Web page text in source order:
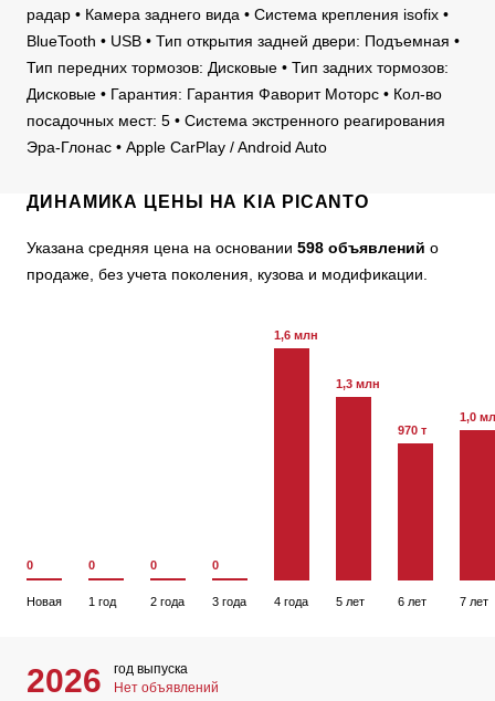
радар • Камера заднего вида • Система крепления isofix •
BlueTooth • USB • Тип открытия задней двери: Подъемная •
Тип передних тормозов: Дисковые • Тип задних тормозов:
Дисковые • Гарантия: Гарантия Фаворит Моторс • Кол-во
посадочных мест: 5 • Система экстренного реагирования
Эра-Глонас • Apple CarPlay / Android Auto
ДИНАМИКА ЦЕНЫ НА KIA PICANTO
Указана средняя цена на основании 598 объявлений о
продаже, без учета поколения, кузова и модификации.
0
Новая
0
1 год
0
2 года
0
3 года
1,6 млн
4 года
1,3 млн
5 лет
970 т
6 лет
1,0
7 лет
2026
год выпуска
Нет объявлений